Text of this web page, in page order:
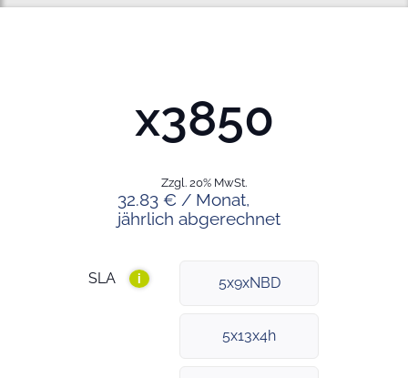
x3850
32.83 € / Monat,
jährlich abgerechnet
Zzgl. 20% MwSt.
SLA i 5x9xNBD
5x13x4h